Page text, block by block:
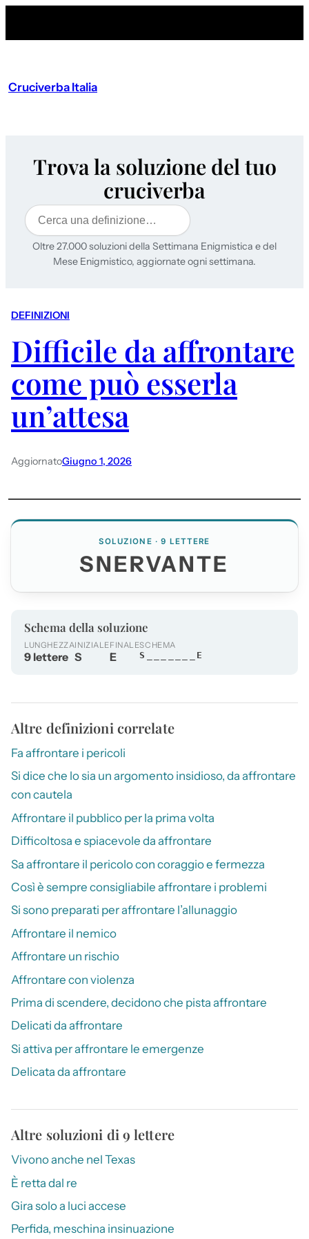
Cruciverba Italia
Trova la soluzione del tuo
cruciverba
Cerca
Oltre 27.000 soluzioni della Settimana Enigmistica e del
Mese Enigmistico, aggiornate ogni settimana.
DEFINIZIONI
Difficile da affrontare
come può esserla
un’attesa
AggiornatoGiugno 1, 2026
SOLUZIONE · 9 LETTERE
SNERVANTE
Schema della soluzione
LUNGHEZZA
9 lettere
INIZIALE
S
FINALE
E
SCHEMA
S_______E
Altre definizioni correlate
Fa affrontare i pericoli
Si dice che lo sia un argomento insidioso, da affrontare
con cautela
Affrontare il pubblico per la prima volta
Difficoltosa e spiacevole da affrontare
Sa affrontare il pericolo con coraggio e fermezza
Così è sempre consigliabile affrontare i problemi
Si sono preparati per affrontare l’allunaggio
Affrontare il nemico
Affrontare un rischio
Affrontare con violenza
Prima di scendere, decidono che pista affrontare
Delicati da affrontare
Si attiva per affrontare le emergenze
Delicata da affrontare
Altre soluzioni di 9 lettere
Vivono anche nel Texas
È retta dal re
Gira solo a luci accese
Perfida, meschina insinuazione